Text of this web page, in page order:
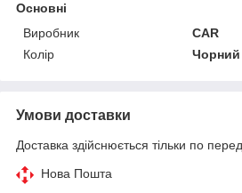
Основні
Виробник
CAR
Колір
Чорний
Умови доставки
Доставка здійснюється тільки по
Нова Пошта